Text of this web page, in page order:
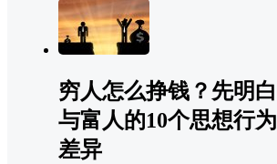
穷人怎么挣钱？先明白
与富人的10个思想行为
差异